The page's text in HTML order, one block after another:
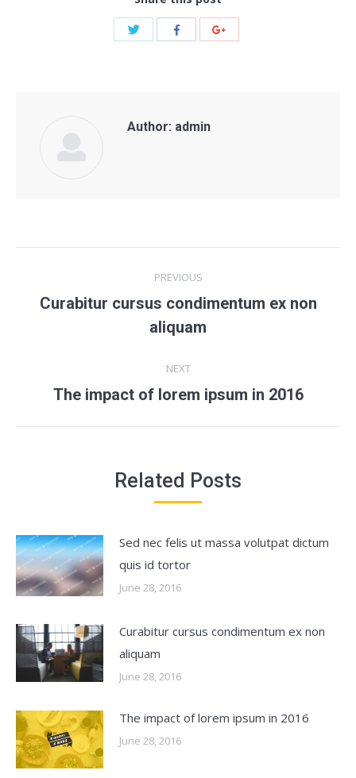
Share
Share
Author: admin
navigation
PREVIOUS
Previous
post:
Curabitur cursus condimentum ex non
aliquam
NEXT
Next
The impact of lorem ipsum in 2016
Related Posts
Sed nec felis ut massa volutpat dictum
quis id tortor
June 28, 2016
Curabitur cursus condimentum ex non
aliquam
June 28, 2016
The impact of lorem ipsum in 2016
June 28, 2016